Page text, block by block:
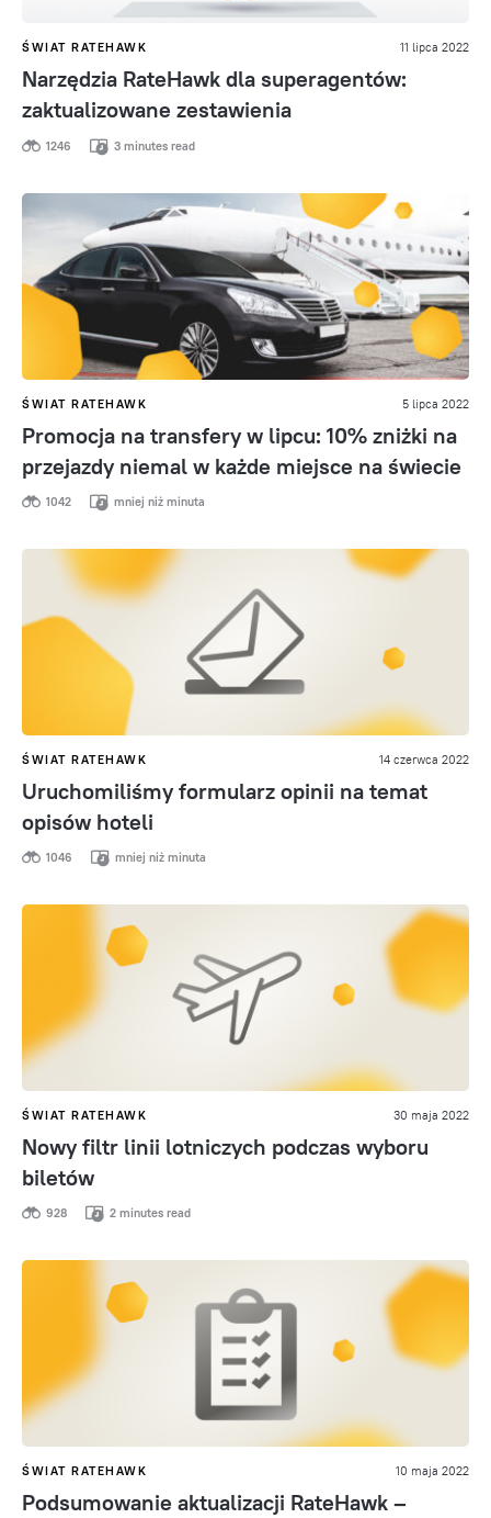
ŚWIAT RATEHAWK 11 lipca 2022
Narzędzia RateHawk dla superagentów:
zaktualizowane zestawienia
1246 3 minutes read
ŚWIAT RATEHAWK 5 lipca 2022
Promocja na transfery w lipcu: 10% zniżki na
przejazdy niemal w każde miejsce na świecie
1042 mniej niż minuta
ŚWIAT RATEHAWK 14 czerwca 2022
Uruchomiliśmy formularz opinii na temat
opisów hoteli
1046 mniej niż minuta
ŚWIAT RATEHAWK 30 maja 2022
Nowy filtr linii lotniczych podczas wyboru
biletów
928 2 minutes read
ŚWIAT RATEHAWK 10 maja 2022
Podsumowanie aktualizacji RateHawk –